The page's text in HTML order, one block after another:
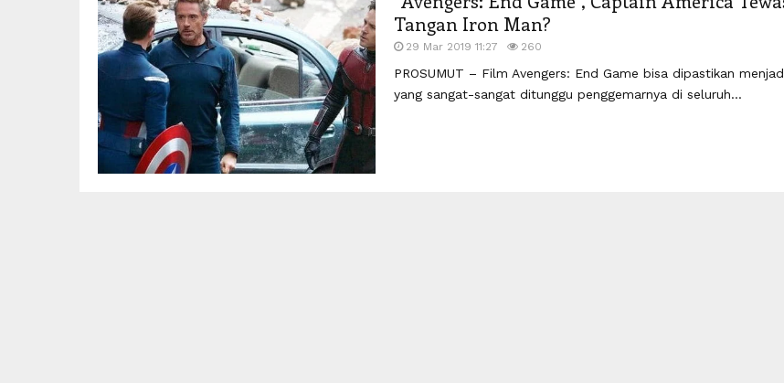
Tangan Iron Man?
29 Mar 2019 11:27 260
PROSUMUT – Film Avengers: End Game bisa dipastikan
yang sangat-sangat ditunggu penggemarnya di seluruh...